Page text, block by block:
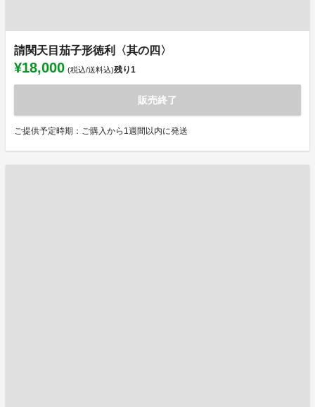
請関天目茄子形徳利〈其の四〉
¥18,000 (税込/送料込)残り1
販売終了
ご提供予定時期：ご購入から1週間以内に発送